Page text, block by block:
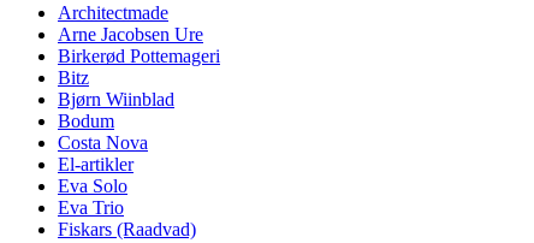
Architectmade
Arne Jacobsen Ure
Birkerød Pottemageri
Bitz
Bjørn Wiinblad
Bodum
Costa Nova
El-artikler
Eva Solo
Eva Trio
Fiskars (Raadvad)